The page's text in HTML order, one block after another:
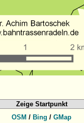
Zeige Startpunkt
OSM / Bing / GMap